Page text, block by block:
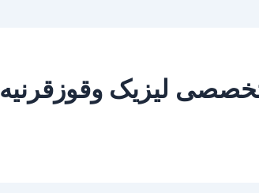
لیزیک وقوزقرنیه